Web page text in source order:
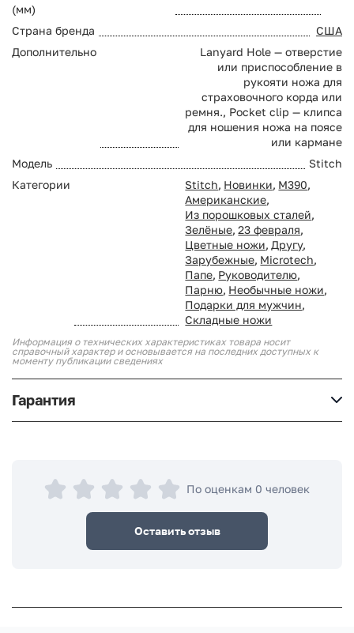
(мм)
Страна бренда
США
Дополнительно
Lanyard Hole — отверстие
или приспособление в
рукояти ножа для
страховочного корда или
ремня., Pocket clip — клипса
для ношения ножа на поясе
или кармане
Модель
Stitch
Категории
Stitch, Новинки, M390,
Американские,
Из порошковых сталей,
Зелёные, 23 февраля,
Цветные ножи, Другу,
Зарубежные, Microtech,
Папе, Руководителю,
Парню, Необычные ножи,
Подарки для мужчин,
Складные ножи
Информация о технических характеристиках товара носит
справочный характер и основывается на последних доступных к
моменту публикации сведениях
Гарантия
По оценкам 0 человек
Оставить отзыв